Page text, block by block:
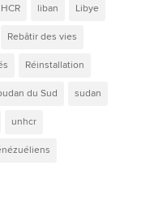
liban Libye
Rebâtir des vies
Réinstallation
du Sud sudan
unhcr